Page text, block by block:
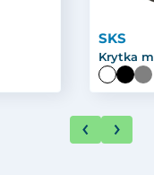
SKS
Krytka